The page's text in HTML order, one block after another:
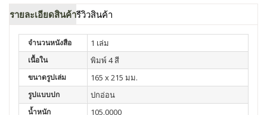
รายละเอียดสินค้ารีวิวสินค้า
จำนวนหนังสือ 1 เล่ม
เนื้อใน พิมพ์ 4 สี
ขนาดรูปเล่ม 165 x 215 มม.
รูปแบบปก ปกอ่อน
น้ำหนัก 105.0000